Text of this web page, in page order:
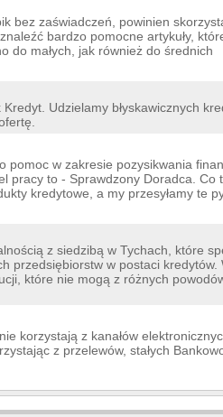
bez zaświadczeń, powinien
bardzo pomocne artykuły,
do małych, jak również do średnich
Udzielamy błyskawicznych
pomoc w zakresie pozysikwania
pracy to - Sprawdzony Doradca. Co
kredytowe, a my przesyłamy te
z siedzibą w Tychach, które
przedsiębiorstw w postaci kredytów.
które nie mogą z różnych
korzystają z kanałów
z przelewów, stałych